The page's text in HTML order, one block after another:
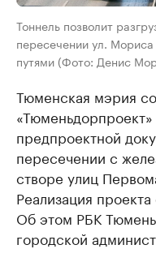
Тоннель позволит
пересечении ул.
путями (Фото: Денис
Тюменская мэрия
предпроектной
пересечении с
створе улиц
Реализация
Об этом РБК
городской